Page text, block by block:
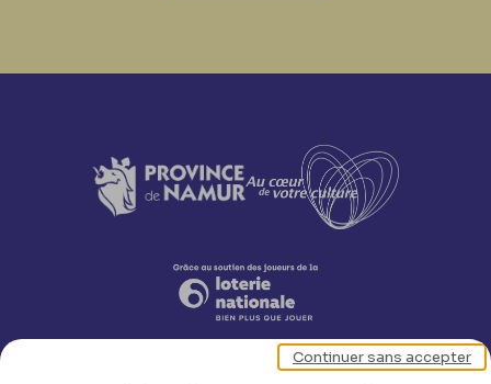
Continuer sans accepter